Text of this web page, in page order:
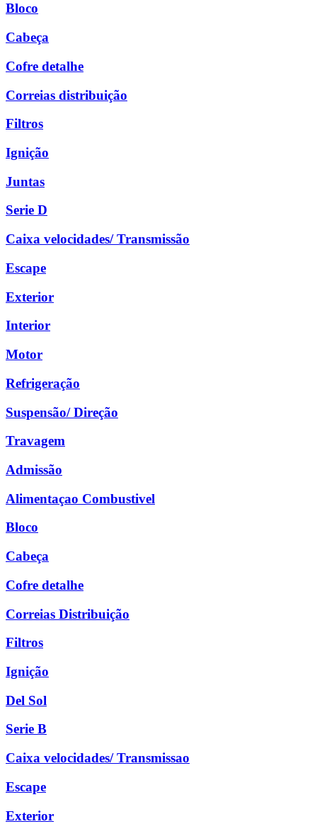
Bloco
Cabeça
Cofre detalhe
Correias distribuição
Filtros
Ignição
Juntas
Serie D
Caixa velocidades/ Transmissão
Escape
Exterior
Interior
Motor
Refrigeração
Suspensão/ Direção
Travagem
Admissão
Alimentaçao Combustivel
Bloco
Cabeça
Cofre detalhe
Correias Distribuição
Filtros
Ignição
Del Sol
Serie B
Caixa velocidades/ Transmissao
Escape
Exterior